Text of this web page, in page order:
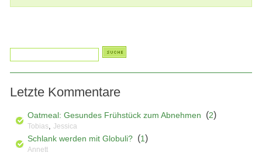
Letzte Kommentare
Oatmeal: Gesundes Frühstück zum Abnehmen (2)
Tobias, Jessica
Schlank werden mit Globuli? (1)
Annett